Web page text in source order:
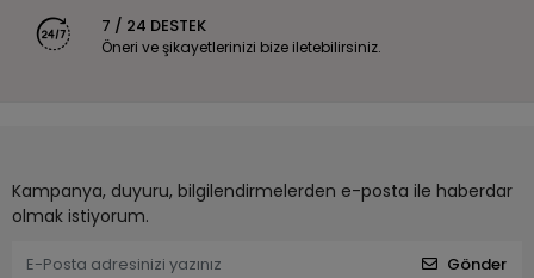
7 / 24 DESTEK
Öneri ve şikayetlerinizi bize iletebilirsiniz.
Kampanya, duyuru, bilgilendirmelerden e-posta ile haberdar
olmak istiyorum.
Gönder